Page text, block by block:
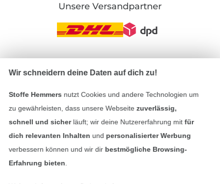
Unsere Versandpartner
Impressum
Datenschutz
In den deutschen Shop wechseln (aktuell
Wir schneidern deine Daten auf dich zu!
Stoffe Hemmers nutzt Cookies und andere Technologien um
zu gewährleisten, dass unsere Webseite zuverlässig,
schnell und sicherläuft; wir deine Nutzererfahrung mitfür
dich relevanten Inhalten und personalisierter Werbung
verbessern können und wir dir bestmögliche Browsing-
Erfahrung bieten